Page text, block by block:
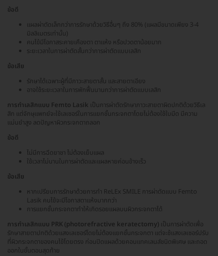
ข้อดี
แผลผ่าตัดเล็กกว่าการรักษาด้วยวิธีอื่นๆ ถึง 80% (แผลมีขนาดเพียง 3-4
มิลลิเมตรเท่านั้น)
คนไข้มีโอกาสระคายเคืองตา ตาแห้ง หรือปวดตาน้อยมาก
ระยะเวลาในการผ่าตัดสั้นกว่าการผ่าตัดแบบเลสิก
ข้อเสีย
รักษาได้เฉพาะผู้ที่มีภาวะสายตาสั้น และสายตาเอียง
อาจใช้ระยะเวลาในการพักฟื้นนานกว่าการผ่าตัดแบบเลสิก
การทำเลสิกแบบ Femto Lasik เป็นการผ่าตัดรักษาภาวะสายตาผิดปกติด้วยวิธีเล
สิก แต่จักษุแพทย์จะใช้เลเซอร์ในการแยกชั้นกระจกตาโดยไม่ต้องใช้ใบมีด มีความ
แม่นยำสูง ลดปัญหาผิวกระจกตาถลอก
ข้อดี
ไม่มีการฉีดยาชา ไม่ต้องเย็บแผล
ใช้เวลาไม่นานในการผ่าตัดและแผลหายค่อนข้างเร็ว
ข้อเสีย
หากเปรียบการรักษาด้วยการทำ ReLEx SMILE การผ่าตัดแบบ Femto
Lasik คนไข้จะมีโอกาสตาแห้งมากกว่า
การแยกชั้นกระจกตาทำให้เกิดรอยแผลบนผิวกระจกตาได้
การทำเลสิกแบบ PRK (photorefractive keratectomy) เป็นการผ่าตัดเพื่อ
รักษาสายตาปกติด้วยแสงเลเซอร์โดยไม่ต้องแยกชั้นกระจกตา แต่จะช้แสงเลเซอร์ปรับ
ที่ผิวกระจกตาของคนไข้โดยตรง ก่อนปิดแผลด้วยคอนแทคเลนส์ชนิดพิเศษ และถอด
ออกในขั้นตอนสุดท้าย